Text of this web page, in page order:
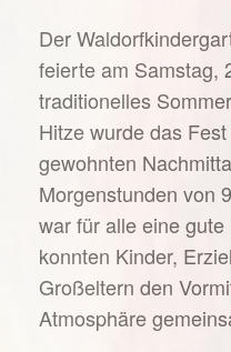
Der
feierte am Samstag,
traditionelles
Hitze wurde das
gewohnten
Morgenstunden von
war für alle eine
konnten Kinder,
Großeltern den
Atmosphäre